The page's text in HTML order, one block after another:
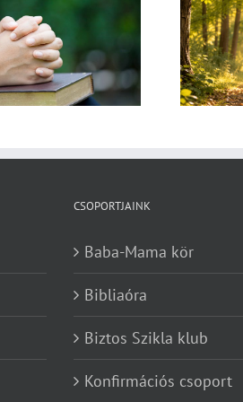
Egy fa kidől, messze
hangzik. Nő az erdő, ki
hallja? – Diakónusok
vasárnapja – II. rész
CSOPORTJAINK
Baba-Mama kör
Bibliaóra
Biztos Szikla klub
Konfirmációs csoport